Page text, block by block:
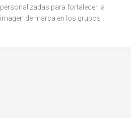
personalizadas para fortalecer la
imagen de marca en los grupos